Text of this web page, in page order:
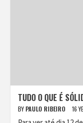
TUDO O QUE É
BY PAULO RIBEIRO 16